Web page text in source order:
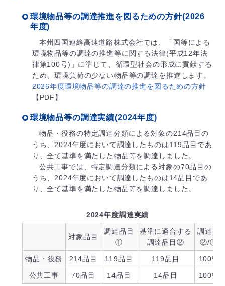
環境物品等の調達推進を図るための方針(2026
年度)
本州四国連絡高速道路株式会社では、「国等による
環境物品等の調達の推進等に関する法律(平成12年法
律第100号)」に準じて、循環型社会の形成に貢献する
ため、環境負荷の少ない物品等の調達を推進します。
2026年度環境物品等の調達の推進を図るための方針
【PDF】
環境物品等の調達実績(2024年度)
物品・役務の特定調達分類による対象の214品目の
うち、2024年度において調達したものは119品目であ
り、全て基準を満たした物品等を調達しました。
公共工事では、特定調達分類による対象の70品目の
うち、2024年度において調達したものは14品目であ
り、全て基準を満たした物品等を調達しました。
2024年度調達実績
対象品目
調達品目
①
基準に適合する
調達品目②
調達率
②/①
物品・役務 214品目 119品目 119品目 100%
公共工事 70品目 14品目 14品目 100%